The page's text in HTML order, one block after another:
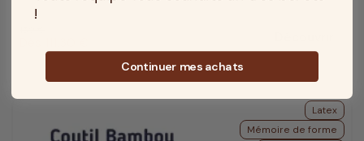
Latex
Mémoire de forme
!
Continuer mes achats